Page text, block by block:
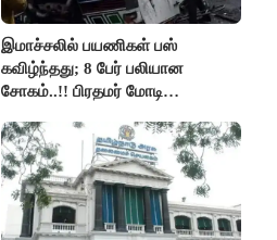
இமாச்சலில் பயணிகள் பஸ்
கவிழ்ந்தது; 8 பேர் பலியான
சோகம்..!! பிரதமர் மோடி